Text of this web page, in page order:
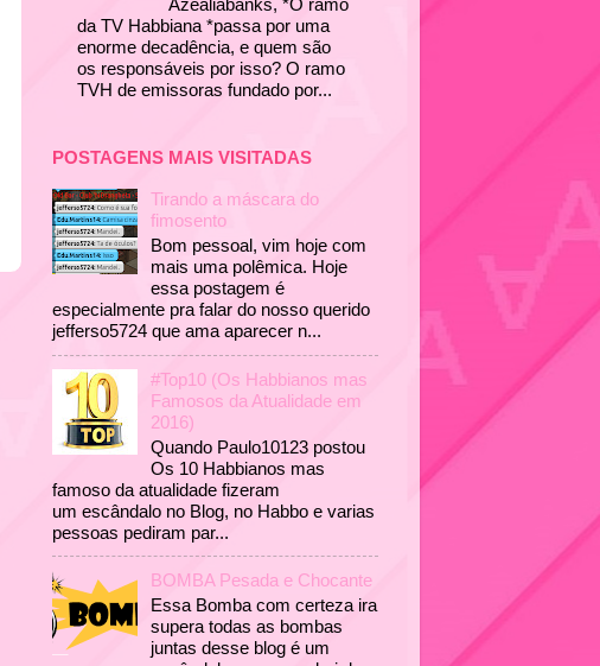
Azealiabanks, *O ramo
da TV Habbiana *passa por uma
enorme decadência, e quem são
os responsáveis por isso? O ramo
TVH de emissoras fundado por...
POSTAGENS MAIS VISITADAS
Tirando a máscara do
fimosento
Bom pessoal, vim hoje com
mais uma polêmica. Hoje
essa postagem é
especialmente pra falar do nosso querido
jefferso5724 que ama aparecer n...
#Top10 (Os Habbianos mas
Famosos da Atualidade em
2016)
Quando Paulo10123 postou
Os 10 Habbianos mas
famoso da atualidade fizeram
um escândalo no Blog, no Habbo e varias
pessoas pediram par...
BOMBA Pesada e Chocante
Essa Bomba com certeza ira
supera todas as bombas
juntas desse blog é um